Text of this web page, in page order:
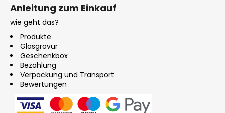
Anleitung zum Einkauf
wie geht das?
Produkte
Glasgravur
Geschenkbox
Bezahlung
Verpackung und Transport
Bewertungen